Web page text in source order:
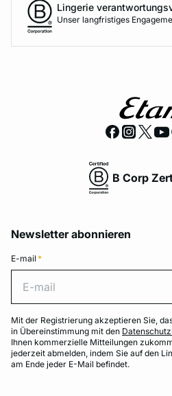
Lingerie
Unser langfristiges
B Corp
Newsletter abonnieren
E-mail *
Mit der Registrierung akzeptieren Sie,
in Übereinstimmung mit den
Ihnen kommerzielle Mitteilungen
jederzeit abmelden, indem Sie auf den
am Ende jeder E-Mail befindet.